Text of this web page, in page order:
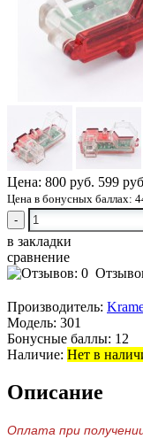
Цена: 800 руб. 599
Цена в бонусных баллах:
-
в закладки
сравнение
Производитель:
Модель: 301
Бонусные баллы: 12
Наличие: Нет в
Описание
Оплата при